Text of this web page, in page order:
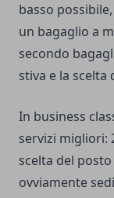
basso
un bagaglio a
secondo
stiva e la scelta
In business
servizi migliori:
scelta del
ovviamente